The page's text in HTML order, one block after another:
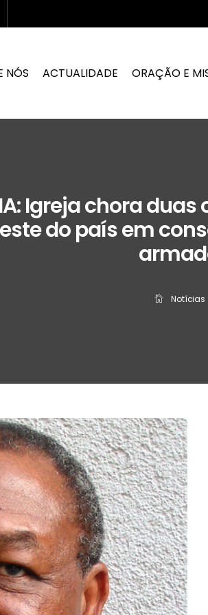
NÓS ACTUALIDADE ORAÇÃO E
Igreja chora
do país em
Notícias